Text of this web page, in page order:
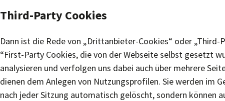
Third-Party Cookies
Dann ist die Rede von „Drittanbieter-Cookies“ oder „Third-
“First-Party Cookies, die von der Webseite selbst gesetzt
analysieren und verfolgen uns dabei auch über mehrere
dienen dem Anlegen von Nutzungsprofilen. Sie werden im
nach jeder Sitzung automatisch gelöscht, sondern können